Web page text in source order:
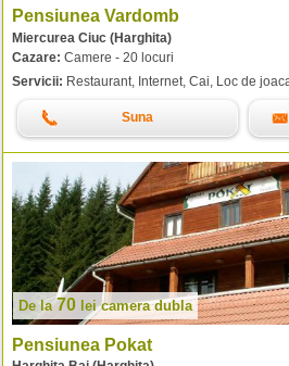
Pensiunea Vardomb
Miercurea Ciuc (Harghita)
Cazare: Camere - 20 locuri
Servicii: Restaurant, Internet, Cai, Loc de
Suna
De la 70 leicamera dubla
Pensiunea Pokat